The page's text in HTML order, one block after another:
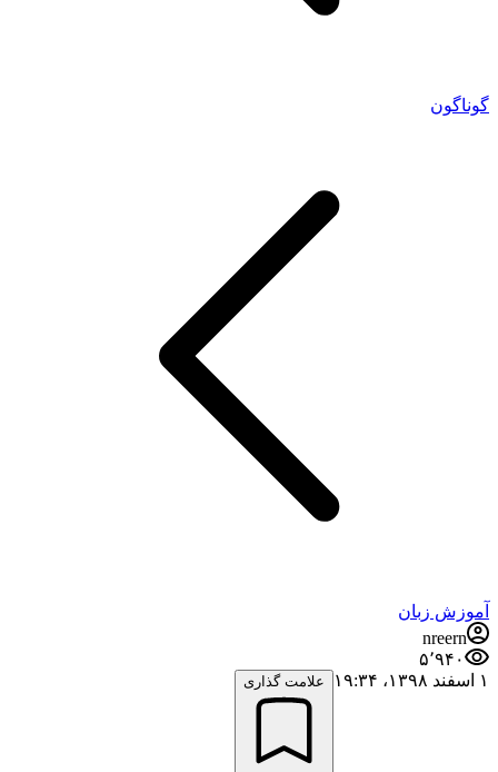
گوناگون
آموزش زبان
nreern
۵٬۹۴۰
۱ اسفند ۱۳۹۸،‏ ۱۹:۳۴
علامت گذاری